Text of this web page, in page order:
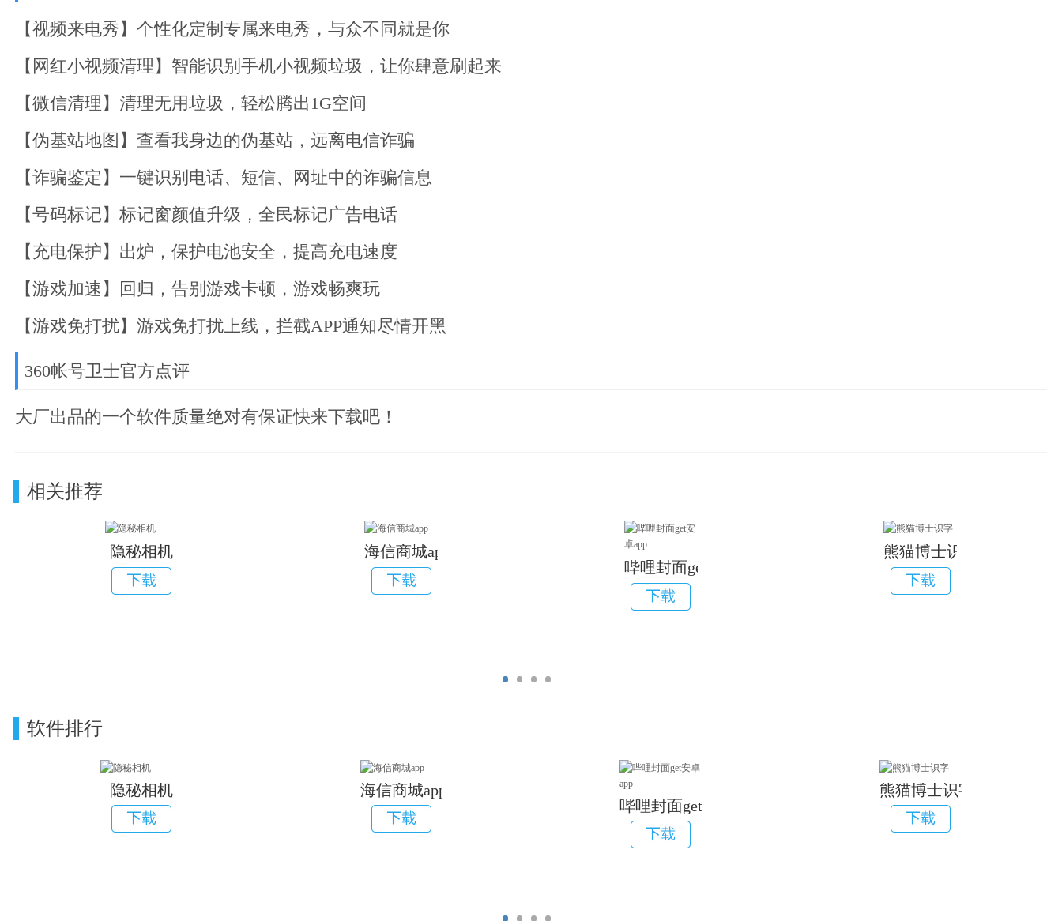
【视频来电秀】个性化定制专属来电秀，与众不同就是你
【网红小视频清理】智能识别手机小视频垃圾，让你肆意刷起来
【微信清理】清理无用垃圾，轻松腾出1G空间
【伪基站地图】查看我身边的伪基站，远离电信诈骗
【诈骗鉴定】一键识别电话、短信、网址中的诈骗信息
【号码标记】标记窗颜值升级，全民标记广告电话
【充电保护】出炉，保护电池安全，提高充电速度
【游戏加速】回归，告别游戏卡顿，游戏畅爽玩
【游戏免打扰】游戏免打扰上线，拦截APP通知尽情开黑
360帐号卫士官方点评
大厂出品的一个软件质量绝对有保证快来下载吧！
相关推荐
隐秘相机
海信商城app
哔哩封面get安卓app
熊猫博士识字
软件排行
隐秘相机
海信商城app
哔哩封面get安卓app
熊猫博士识字